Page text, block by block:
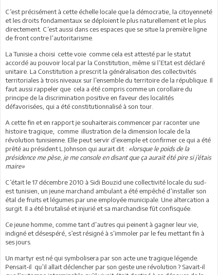
C’est précisément à cette échelle locale que la démocratie, la citoyenneté
et les droits fondamentaux se déploient le plus naturellement et le plus
directement. C’est aussi dans ces espaces que se situe la première ligne
de front contre l’autoritarisme.
La Tunisie a choisi cette voie comme cela est attesté par le statut
accordé au pouvoir local par la Constitution, même si l’Etat est déclaré
unitaire. La Constitution a prescrit la généralisation des collectivités
territoriales à trois niveaux sur l’ensemble du territoire de la république. Il
faut aussi rappeler que cela a été compris comme un corollaire du
principe de la discrimination positive en faveur des localités
défavorisées, qui a été constitutionnalisé à son tour.
A cette fin et en rapport je souhaiterais commencer par raconter une
histoire tragique, comme illustration de la dimension locale de la
révolution tunisienne. Elle peut servir d’exemple et confirmer ce qui a été
prêté au président L.Johnson qui aurait dit : «lorsque le poids de la
présidence me pèse, je me console en disant que ça aurait été pire si j’étais
maire»
C’était le 17 décembre 2010 à Sidi Bouzid une collectivité locale du sud-
est tunisien, un jeune marchand ambulant a été empêché d’installer son
étal de fruits et légumes par une employée municipale. Une altercation a
surgit. Il a été brutalisé et injurié et sa marchandise fût confisquée.
Ce jeune homme, comme tant d’autres qui peinent à gagner leur vie,
indigné et désespéré, s’est résigné à s’immoler par le feu mettant fin à
ses jours.
Un martyr est né qui symbolisera par son acte une tragique légende.
Pensait-il qu’il allait déclencher par son geste une révolution ? Savait-il